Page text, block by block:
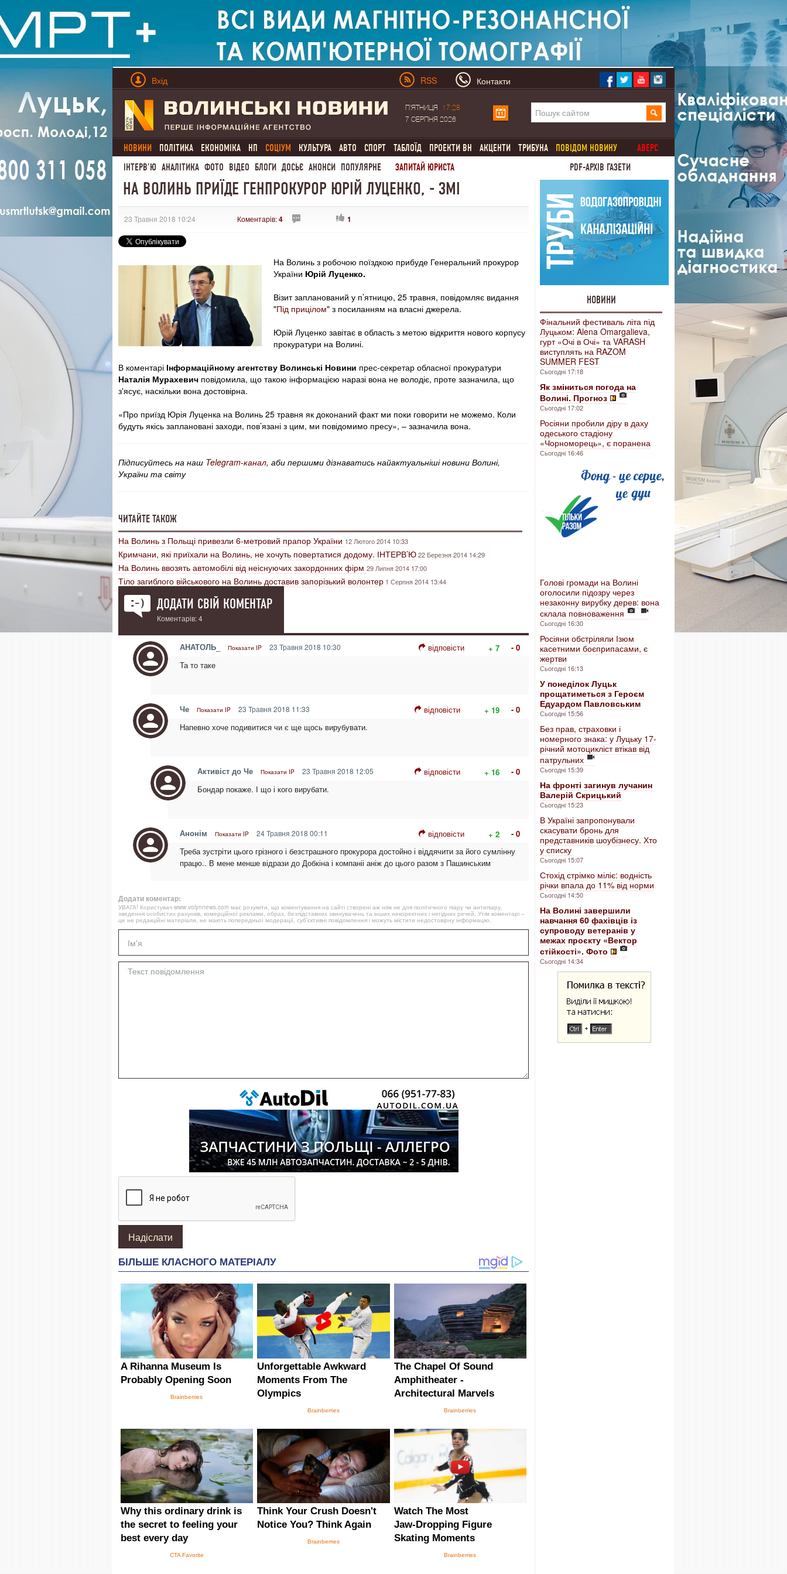
Вхід RSS Контакти
П'ЯТНИЦЯ
17:28
7 СЕРПНЯ 2026
НОВИНИ ПОЛІТИКА ЕКОНОМІКА НП СОЦІУМ КУЛЬТУРА АВТО СПОРТ ТАБЛОЇД ПРОЕКТИ ВН АКЦЕНТИ ТРИБУНА ПОВІДОМ НОВИНУ
АВЕРС
ІНТЕРВ'Ю АНАЛІТИКА ФОТО ВІДЕО БЛОГИ ДОСЬЄ АНОНСИ ПОПУЛЯРНЕ ЗАПИТАЙ ЮРИСТА PDF-АРХІВ ГАЗЕТИ
НА ВОЛИНЬ ПРИЇДЕ ГЕНПРОКУРОР ЮРІЙ ЛУЦЕНКО, - ЗМІ
23 Травня 2018 10:24 Коментарів:4 1
На Волинь з робочою поїздкою прибуде Генеральний прокурор
України Юрій Луценко.
Візит запланований у п’ятницю, 25 травня, повідомляє видання
"Під прицілом" з посиланням на власні джерела.
Юрій Луценко завітає в область з метою відкриття нового корпусу
прокуратури на Волині.
В коментарі Інформаційному агентству Волинські Новини прес-секретар обласної прокуратури
Наталія Мурахевич повідомила, що такою інформацією наразі вона не володіє, проте зазначила, що
з'ясує, наскільки вона достовірна.
«Про приїзд Юрія Луценка на Волинь 25 травня як доконаний факт ми поки говорити не можемо. Коли
будуть якісь заплановані заходи, пов’язані з цим, ми повідомимо пресу», – зазначила вона.
Підписуйтесь на наш Telegram-канал, аби першими дізнаватись найактуальніші новини Волині,
України та світу
ЧИТАЙТЕ ТАКОЖ
На Волинь з Польщі привезли 6-метровий прапор України 12 Лютого 2014 10:33
Кримчани, які приїхали на Волинь, не хочуть повертатися додому. ІНТЕРВ’Ю22 Березня 2014 14:29
На Волинь ввозять автомобілі від неіснуючих закордонних фірм 29 Липня 2014 17:00
Тіло загиблого військового на Волинь доставив запорізький волонтер 1 Серпня 2014 13:44
ДОДАТИ СВІЙ КОМЕНТАР
Коментарів: 4
АНАТОЛЬ_ Показати IP 23 Травня 2018 10:30 відповісти + 7
- 0
Та то таке
Че Показати IP 23 Травня 2018 11:33 відповісти + 19
- 0
Напевно хоче подивитися чи є ще щось вирубувати.
Активіст до Че Показати IP 23 Травня 2018 12:05 відповісти + 16
- 0
Бондар покаже. І що і кого вирубати.
Анонім Показати IP 24 Травня 2018 00:11 відповісти + 2
- 0
Треба зустріти цього грізного і безстрашного прокурора достойно і віддячити за його сумлінну
працю.. В мене менше відрази до Добкіна і компаніі аніж до цього разом з Пашинським
Додати коментар:
УВАГА! Користувач www.volynnews.com має розуміти, що коментування на сайті створені аж ніяк не для політичного піару чи антипіару,
зведення особистих рахунків, комерційної реклами, образ, безпідставних звинувачень та інших некоректних і негідних речей. Утім коментарі –
це не редакційні матеріали, не мають попередньої модерації, суб’єктивні повідомлення і можуть містити недостовірну інформацію.
НОВИНИ
Фінальний фестиваль літа під
Луцьком: Alena Omargalieva,
гурт «Очі в Очі» та VARASH
виступлять на RAZOM
SUMMER FEST
Сьогодні 17:18
Як зміниться погода на
Волині. Прогноз
Сьогодні 17:02
Росіяни пробили діру в даху
одеського стадіону
«Чорноморець», є поранена
Сьогодні 16:46
Голові громади на Волині
оголосили підозру через
незаконну вирубку дерев: вона
склала повноваження
Сьогодні 16:30
Росіяни обстріляли Ізюм
касетними боєприпасами, є
жертви
Сьогодні 16:13
У понеділок Луцьк
прощатиметься з Героєм
Едуардом Павловським
Сьогодні 15:56
Без прав, страховки і
номерного знака: у Луцьку 17-
річний мотоцикліст втікав від
патрульних
Сьогодні 15:39
На фронті загинув лучанин
Валерій Скрицький
Сьогодні 15:23
В Україні запропонували
скасувати бронь для
представників шоубізнесу. Хто
у списку
Сьогодні 15:07
Стохід стрімко міліє: водність
річки впала до 11% від норми
Сьогодні 14:50
На Волині завершили
навчання 60 фахівців із
супроводу ветеранів у
межах проєкту «Вектор
стійкості». Фото
Сьогодні 14:34